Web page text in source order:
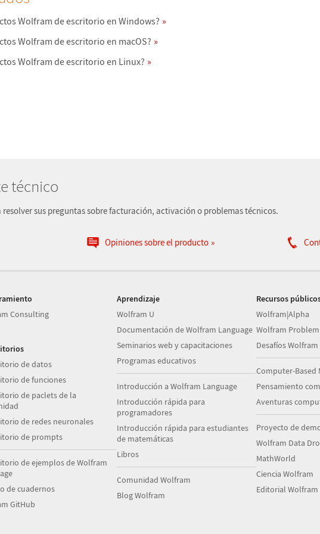
Wolfram de escritorio en Windows?
Wolfram de escritorio en macOS?
Wolfram de escritorio en Linux?
técnico
sus preguntas sobre facturación, activación o problemas técnicos.
Opiniones sobre el producto
Consulting
de datos
de funciones
de paclets de la
de redes neuronales
de prompts
de ejemplos de Wolfram
de cuadernos
GitHub
Aprendizaje
Wolfram U
Documentación de Wolfram Language
Seminarios web y capacitaciones
Programas educativos
Introducción a Wolfram Language
Introducción rápida para
programadores
Introducción rápida para estudiantes
de matemáticas
Libros
Comunidad Wolfram
Blog Wolfram
Recursos
Wolfram|Alpha
Wolfram
Desafíos Wolfram
Computer-Based
Pensamiento
Aventuras
Proyecto de
Wolfram Data
MathWorld
Ciencia Wolfram
Editorial Wolfram